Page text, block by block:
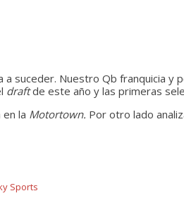
suceder. Nuestro Qb franquicia
draftde este año y las primeras
la Motortown. Por otro lado
Sports